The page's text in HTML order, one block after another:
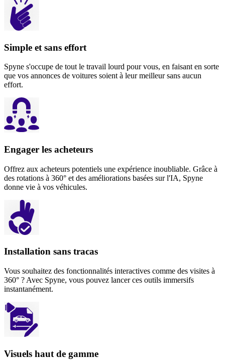
Simple et sans effort
Spyne s'occupe de tout le travail lourd pour vous, en faisant en sorte
que vos annonces de voitures soient à leur meilleur sans aucun
effort.
Engager les acheteurs
Offrez aux acheteurs potentiels une expérience inoubliable. Grâce à
des rotations à 360° et des améliorations basées sur l'IA, Spyne
donne vie à vos véhicules.
Installation sans tracas
Vous souhaitez des fonctionnalités interactives comme des visites à
360° ? Avec Spyne, vous pouvez lancer ces outils immersifs
instantanément.
Visuels haut de gamme